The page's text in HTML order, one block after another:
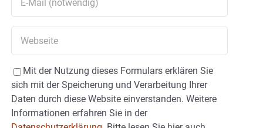
Mit der Nutzung dieses Formulars erklären Sie
sich mit der Speicherung und Verarbeitung Ihrer
Daten durch diese Website einverstanden. Weitere
Informationen erfahren Sie in der